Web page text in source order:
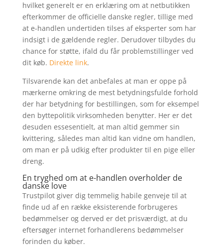
hvilket generelt er en erklæring om at netbutikken
efterkommer de officielle danske regler, tillige med
at e-handlen undertiden tilses af eksperter som har
indsigt i de gældende regler. Derudover tilbydes du
chance for støtte, ifald du får problemstillinger ved
dit køb. Direkte link.
Tilsvarende kan det anbefales at man er oppe på
mærkerne omkring de mest betydningsfulde forhold
der har betydning for bestillingen, som for eksempel
den byttepolitik virksomheden benytter. Her er det
desuden essesentielt, at man altid gemmer sin
kvittering, således man altid kan vidne om handlen,
om man er på udkig efter produkter til en pige eller
dreng.
En tryghed om at e-handlen overholder de
danske love
Trustpilot giver dig temmelig habile genveje til at
finde ud af en række eksisterende forbrugeres
bedømmelser og derved er det prisværdigt, at du
eftersøger internet forhandlerens bedømmelser
forinden du køber.